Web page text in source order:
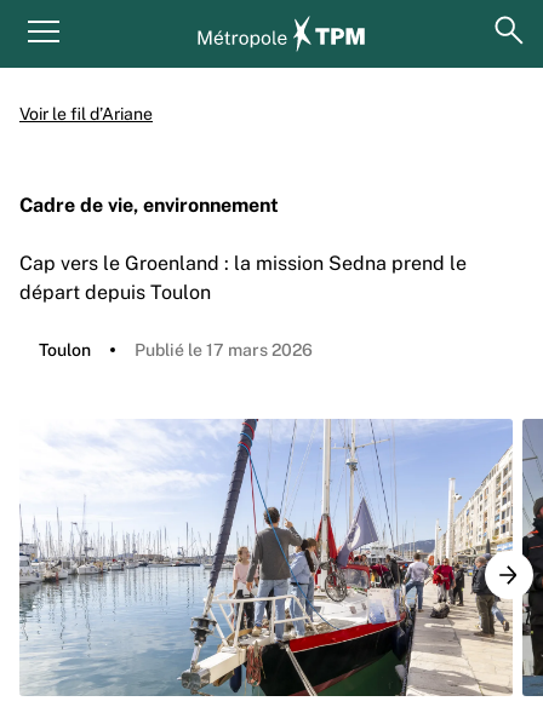
Menu principal
Voir le fil d’Ariane
Cadre de vie, environnement
Cap vers le Groenland : la mission Sedna prend le
départ depuis Toulon
Toulon Publié le 17 mars 2026